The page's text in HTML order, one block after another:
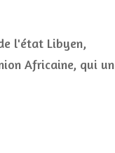
l'état Libyen,
Africaine, qui un